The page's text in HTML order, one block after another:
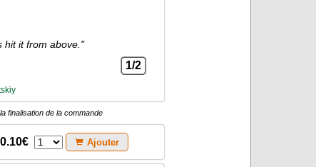
hit it from above."
1/2
finalisation de la commande
0.10€ Ajouter